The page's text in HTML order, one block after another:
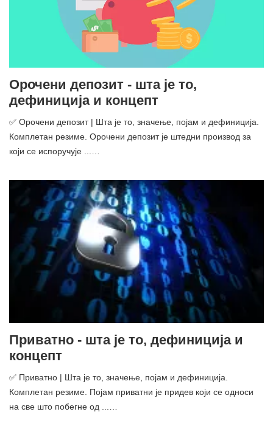
Орочени депозит - шта је то,
дефиниција и концепт
✅ Орочени депозит | Шта је то, значење, појам и дефиниција.
Комплетан резиме. Орочени депозит је штедни производ за
који се испоручује ...…
Приватно - шта је то, дефиниција и
концепт
✅ Приватно | Шта је то, значење, појам и дефиниција.
Комплетан резиме. Појам приватни је придев који се односи
на све што побегне од ...…